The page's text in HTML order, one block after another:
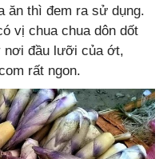
ăn thì đem ra sử dụng.
vị chua chua dôn dốt
nơi đầu lưỡi của ớt,
rất ngon.